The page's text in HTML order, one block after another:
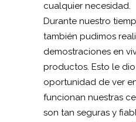
cualquier necesidad.
Durante nuestro
también pudimos
demostraciones en
productos. Esto le
oportunidad de ver
funcionan nuestras
son tan seguras y